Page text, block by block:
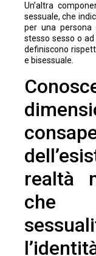
Un’altra
sessuale, che
per una persona
stesso sesso o
definiscono
e bisessuale.
realtà
che